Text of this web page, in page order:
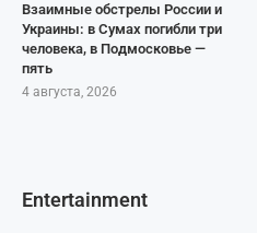
Взаимные обстрелы России и
Украины: в Сумах погибли три
человека, в Подмосковье —
пять
4 августа, 2026
Entertainment